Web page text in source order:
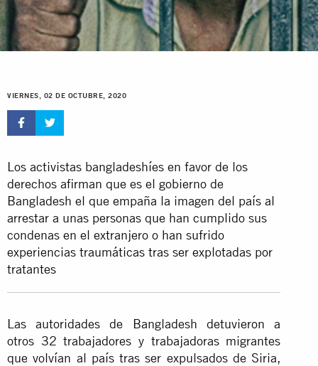
VIERNES, 02 DE OCTUBRE, 2020
Los activistas bangladeshíes en favor de los
derechos afirman que es el gobierno de
Bangladesh el que empaña la imagen del país al
arrestar a unas personas que han cumplido sus
condenas en el extranjero o han sufrido
experiencias traumáticas tras ser explotadas por
tratantes
Las autoridades de Bangladesh detuvieron a
otros 32 trabajadores y trabajadoras migrantes
que volvían al país tras ser expulsados de Siria,